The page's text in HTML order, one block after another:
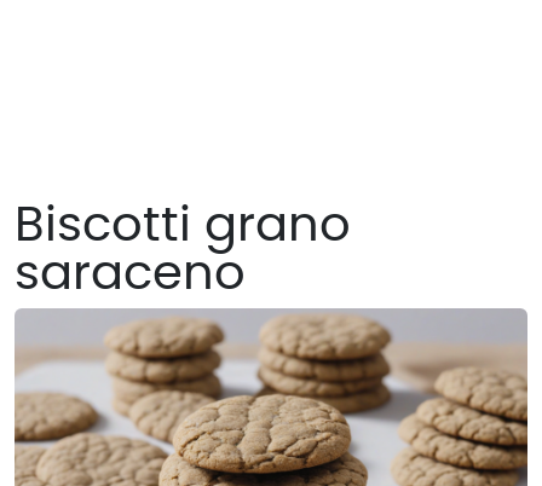
Biscotti grano
saraceno